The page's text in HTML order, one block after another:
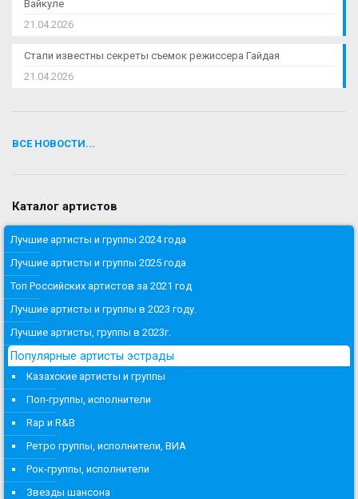
Вайкуле
21.04.2026
Стали известны секреты съемок режиссера Гайдая
21.04.2026
ВСЕ НОВОСТИ...
Каталог артистов
Лучшие артисты и группы 2024 года
Лучшие артисты и группы 2025 года
Топ Российских артистов за 2021 год
Лучшие артисты и группы в 2023 году.
Лучшие артисты, группы в 2023г.
Популярные артисты эстрады
Казахские артисты и группы
Поп-группы, исполнители
Rap и R&B
Ретро группы, исполнители, ВИА
Рок-группы, исполнители
Звезды шансона